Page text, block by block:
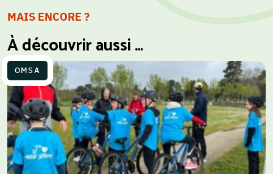
MAIS ENCORE ?
À découvrir aussi …
OMSA